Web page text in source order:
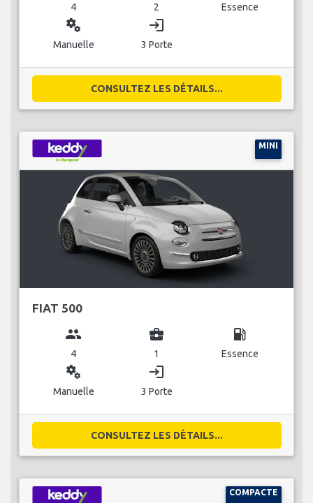
4 2 Essence
miscellaneous_services
Manuelle
login
3 Porte
CONSULTEZ LES DÉTAILS...
MINI
FIAT 500
group
4
business_center
1
local_gas_station
Essence
miscellaneous_services
Manuelle
login
3 Porte
CONSULTEZ LES DÉTAILS...
COMPACTE